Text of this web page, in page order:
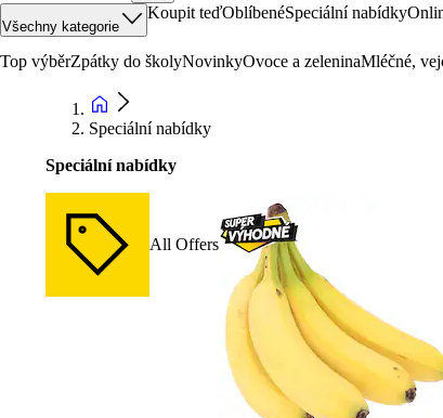
Všechny kategorie
Koupit teďOblíbenéSpeciální nabídky
Top výběrZpátky do školyNovinkyOvoce a zeleninaMléčné,
Speciální nabídky
Speciální nabídky
All Offers